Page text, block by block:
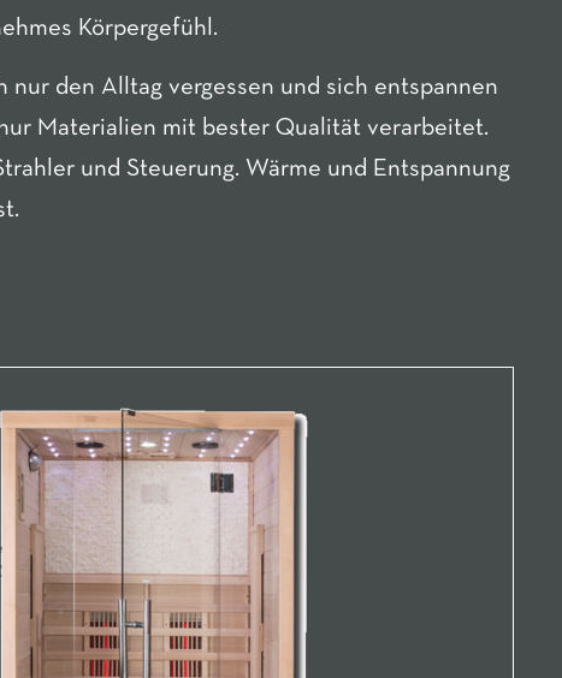
Körpergefühl.
nur den Alltag vergessen und sich entspannen
Materialien mit bester Qualität verarbeitet.
und Steuerung. Wärme und Entspannung